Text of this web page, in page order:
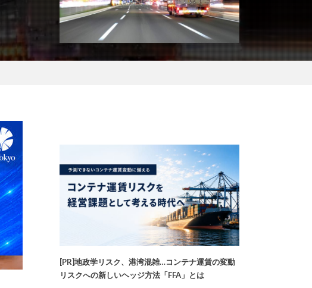
[PR]地政学リスク、港湾混雑…コンテナ運賃の変動
リスクへの新しいヘッジ方法「FFA」とは